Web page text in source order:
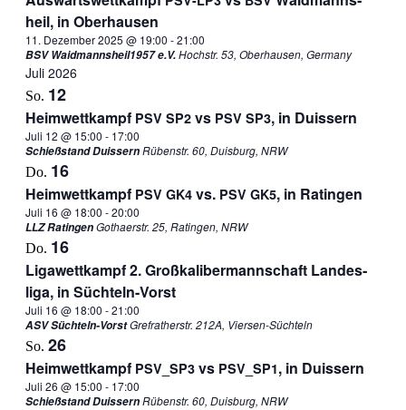
heil, in Oberhausen
11. Dezember 2025 @ 19:00 -21:00
BSV Waidmannsheil1957 e.V.Hochstr. 53, Oberhausen, Germany
Juli 2026
So. 12
Heim­wett­kampf PSV SP2vs PSV SP3, in Duissern
Juli 12 @ 15:00 - 17:00
Schießstand DuissernRübenstr. 60, Duisburg, NRW
Do. 16
Heim­wett­kampf PSV GK4vs. PSV GK5, in Ratingen
Juli 16 @ 18:00 -20:00
LLZ RatingenGothaerstr. 25, Ratingen, NRW
Do. 16
Liga­wett­kampf 2. Groß­ka­li­ber­mann­schaft Lan­des­
liga, in Süchteln-Vorst
Juli 16 @ 18:00 -21:00
ASV Süchteln-VorstGrefratherstr. 212A, Viersen-Süchteln
So. 26
Heim­wett­kampf PSV_​SP3vs PSV_​SP1, in Duissern
Juli 26 @ 15:00 - 17:00
Schießstand DuissernRübenstr. 60, Duisburg, NRW